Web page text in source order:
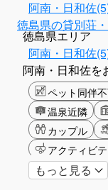
阿南・日和佐
徳島県の貸別荘
徳島県エリア
阿南・日和佐
阿南・日和佐を
ペット同伴
温泉近隣
カップル
アクティビテ
女子旅
もっと見る